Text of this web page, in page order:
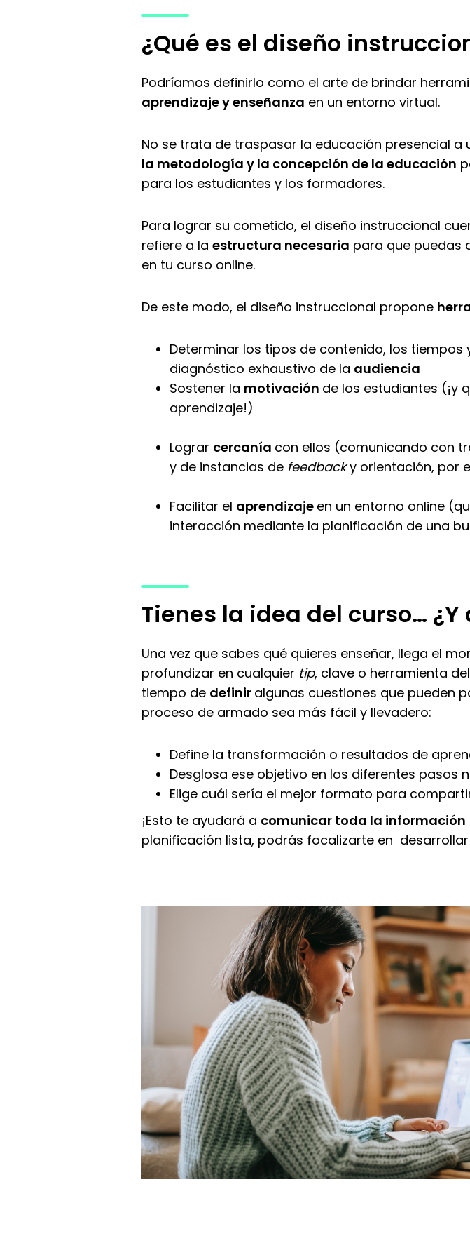
¿Qué es el diseño
Podríamos definirlo como el arte de brindar
aprendizaje y enseñanza en un entorno virtual.
No se trata de traspasar la educación presencial a
la metodología y la concepción de la educación
para los estudiantes y los formadores.
Para lograr su cometido, el diseño instruccional
refiere a la estructura necesaria para que puedas
en tu curso online.
De este modo, el diseño instruccional propone
Determinar los tipos de contenido, los
diagnóstico exhaustivo de la audiencia
Sostener la motivación de los estudiantes (¡y
aprendizaje!)
Lograr cercanía con ellos (comunicando con
y de instancias de feedbacky orientación, por
Facilitar el aprendizaje en un entorno online
interacción mediante la planificación de una
Tienes la idea del curso… ¿Y
Una vez que sabes qué quieres enseñar, llega el
profundizar en cualquier tip, clave o herramienta
tiempo de definir algunas cuestiones que pueden
proceso de armado sea más fácil y llevadero:
Define la transformación o resultados de
Desglosa ese objetivo en los diferentes pasos
Elige cuál sería el mejor formato para
¡Esto te ayudará a comunicar toda la información
planificación lista, podrás focalizarte en